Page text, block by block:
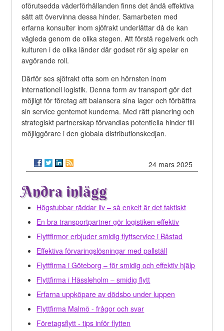
oförutsedda väderförhållanden finns det ändå effektiva
sätt att övervinna dessa hinder. Samarbeten med
erfarna konsulter inom sjöfrakt underlättar då de kan
vägleda genom de olika stegen. Att förstå regelverk och
kulturen i de olika länder där godset rör sig spelar en
avgörande roll.
Därför ses sjöfrakt ofta som en hörnsten inom
internationell logistik. Denna form av transport gör det
möjligt för företag att balansera sina lager och förbättra
sin service gentemot kunderna. Med rätt planering och
strategiskt partnerskap förvandlas potentiella hinder till
möjliggörare i den globala distributionskedjan.
24 mars 2025
Andra inlägg
Högstubbar räddar liv – så enkelt är det faktiskt
En bra transportpartner gör logistiken effektiv
Flyttfirmor erbjuder smidig flyttservice i Båstad
Effektiva förvaringslösningar med pallställ
Flyttfirma i Göteborg – för smidig och effektiv hjälp
Flyttfirma i Hässleholm – smidig flytt
Erfarna uppköpare av dödsbo under luppen
Flyttfirma Malmö - frågor och svar
Företagsflytt - tips inför flytten